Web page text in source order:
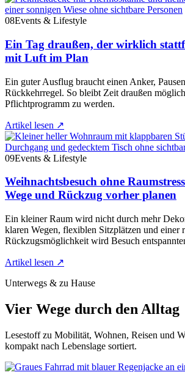
08Events & Lifestyle
Ein Tag draußen, der wirklich
mit Luft im Plan
Ein guter Ausflug braucht einen Anker,
Rückkehrregel. So bleibt Zeit draußen
Pflichtprogramm zu werden.
Artikel lesen ↗
09Events & Lifestyle
Weihnachtsbesuch ohne
Wege und Rückzug vorher planen
Ein kleiner Raum wird nicht durch mehr
klaren Wegen, flexiblen Sitzplätzen und einer
Rückzugsmöglichkeit wird Besuch
Artikel lesen ↗
Unterwegs & zu Hause
Vier Wege durch den Alltag
Lesestoff zu Mobilität, Wohnen, Reisen und
kompakt nach Lebenslage sortiert.